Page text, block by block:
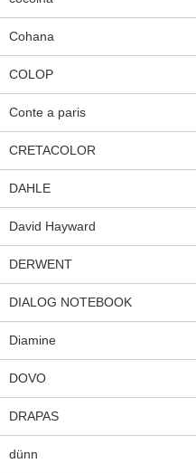
Cohana
COLOP
Conte a paris
CRETACOLOR
DAHLE
David Hayward
DERWENT
DIALOG NOTEBOOK
Diamine
DOVO
DRAPAS
dünn